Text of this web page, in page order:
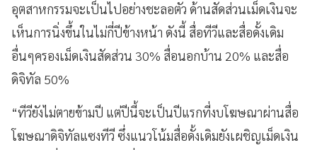
อุตสาหกรรมจะเป็นไปอย่างชะลอตัว ด้านสัดส่วนเม็ดเงินจะ
เห็นการนิ่งขึ้นในไม่กี่ปีข้างหน้า ดังนี้ สื่อทีวีและสื่อดั้งเดิม
อื่นๆครองเม็ดเงินสัดส่วน 30% สื่อนอกบ้าน 20% และสื่อ
ดิจิทัล 50%
“ทีวียังไม่ตายข้ามปี แต่ปีนี้จะเป็นปีแรกที่งบโฆษณาผ่านสื่อ
โฆษณาดิจิทัลแซงทีวี ซึ่งแนวโน้มสื่อดั้งเดิมยังเผชิญเม็ดเงิน